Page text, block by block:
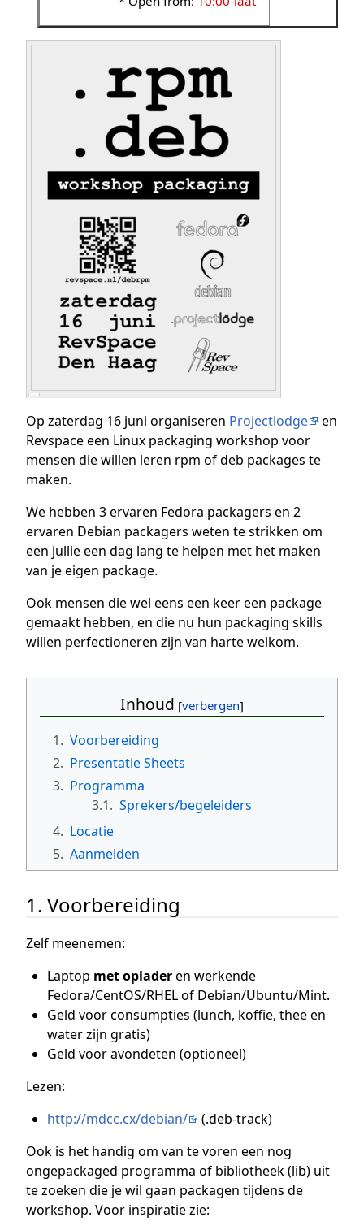
Op zaterdag 16 juni organiseren Projectlodge
en
Revspace een Linux packaging workshop voor
mensen die willen leren rpm of deb packages te
maken.
We hebben 3 ervaren Fedora packagers en 2
ervaren Debian packagers weten te strikken om
een jullie een dag lang te helpen met het maken
van je eigen package.
Ook mensen die wel eens een keer een package
gemaakt hebben, en die nu hun packaging skills
willen perfectioneren zijn van harte welkom.
Inhoud
1. Voorbereiding
2. Presentatie Sheets
3. Programma
3.1. Sprekers/begeleiders
4. Locatie
5. Aanmelden
1. Voorbereiding
Zelf meenemen:
Laptop met opladeren werkende
Fedora/CentOS/RHEL of Debian/Ubuntu/Mint.
Geld voor consumpties (lunch, koffie, thee en
water zijn gratis)
Geld voor avondeten (optioneel)
Lezen:
http://mdcc.cx/debian/
(.deb-track)
Ook is het handig om van te voren een nog
ongepackaged programma of bibliotheek (lib) uit
te zoeken die je wil gaan packagen tijdens de
workshop. Voor inspiratie zie: